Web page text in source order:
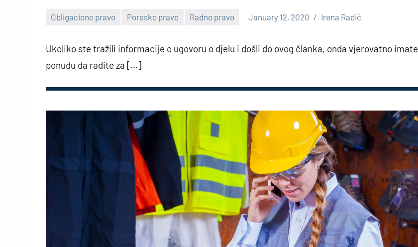
Obligaciono pravo Poresko pravo Radno pravo January 12, 2020 Irena Radić
Ukoliko ste tražili informacije o ugovoru o djelu i došli do ovog članka, onda vjerovatno imate
ponudu da radite za […]